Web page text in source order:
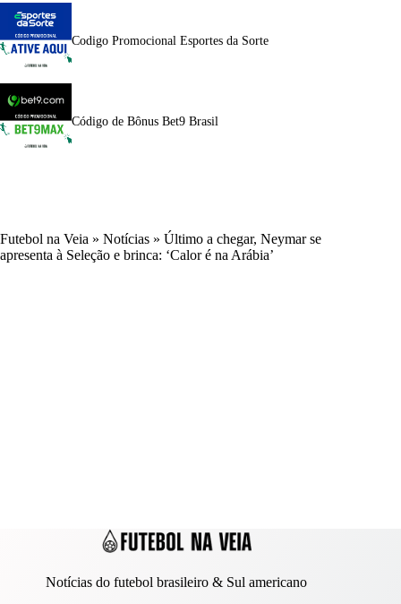
Codigo Promocional Esportes da Sorte
Código de Bônus Bet9 Brasil
Futebol na Veia » Notícias » Último a chegar, Neymar se
apresenta à Seleção e brinca: ‘Calor é na Arábia’
Notícias do futebol brasileiro & Sul americano